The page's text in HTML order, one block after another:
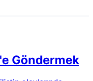
Göndermek